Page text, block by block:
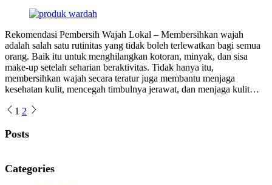
Rekomendasi Pembersih Wajah Lokal – Membersihkan wajah
adalah salah satu rutinitas yang tidak boleh terlewatkan bagi semua
orang. Baik itu untuk menghilangkan kotoran, minyak, dan sisa
make-up setelah seharian beraktivitas. Tidak hanya itu,
membersihkan wajah secara teratur juga membantu menjaga
kesehatan kulit, mencegah timbulnya jerawat, dan menjaga kulit…
Posts
pagination
1 2
Posts
Categories